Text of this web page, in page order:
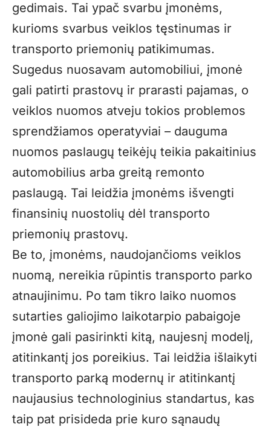
gedimais. Tai ypač svarbu įmonėms,
kurioms svarbus veiklos tęstinumas ir
transporto priemonių patikimumas.
Sugedus nuosavam automobiliui, įmonė
gali patirti prastovų ir prarasti pajamas, o
veiklos nuomos atveju tokios problemos
sprendžiamos operatyviai – dauguma
nuomos paslaugų teikėjų teikia pakaitinius
automobilius arba greitą remonto
paslaugą. Tai leidžia įmonėms išvengti
finansinių nuostolių dėl transporto
priemonių prastovų.
Be to, įmonėms, naudojančioms veiklos
nuomą, nereikia rūpintis transporto parko
atnaujinimu. Po tam tikro laiko nuomos
sutarties galiojimo laikotarpio pabaigoje
įmonė gali pasirinkti kitą, naujesnį modelį,
atitinkantį jos poreikius. Tai leidžia išlaikyti
transporto parką modernų ir atitinkantį
naujausius technologinius standartus, kas
taip pat prisideda prie kuro sąnaudų